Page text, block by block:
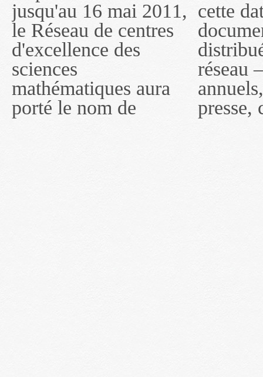
jusqu'au 16 mai 2011,
le Réseau de centres
d'excellence des
sciences
mathématiques aura
porté le nom de
cette date, les
documents publiés ou
distribués par ce
réseau — rapports
annuels, coupures de
presse, communiqués
sous le nom de
MITACS inc. À
compter du 16 mai
2011, toutefois, le
réseau portera le nom